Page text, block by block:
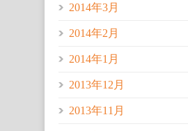
2014年3月
2014年2月
2014年1月
2013年12月
2013年11月